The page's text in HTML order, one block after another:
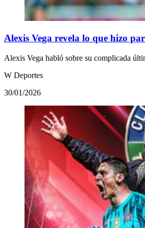
Alexis Vega revela lo que hizo
Alexis Vega habló sobre su complicada
W Deportes
30/01/2026